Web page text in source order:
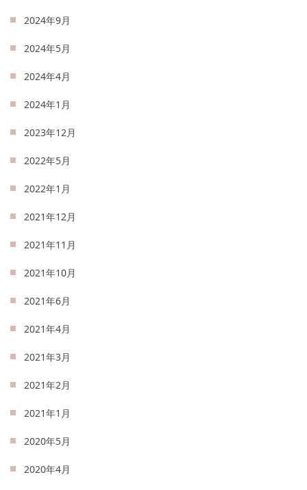
2024年9月
2024年5月
2024年4月
2024年1月
2023年12月
2022年5月
2022年1月
2021年12月
2021年11月
2021年10月
2021年6月
2021年4月
2021年3月
2021年2月
2021年1月
2020年5月
2020年4月